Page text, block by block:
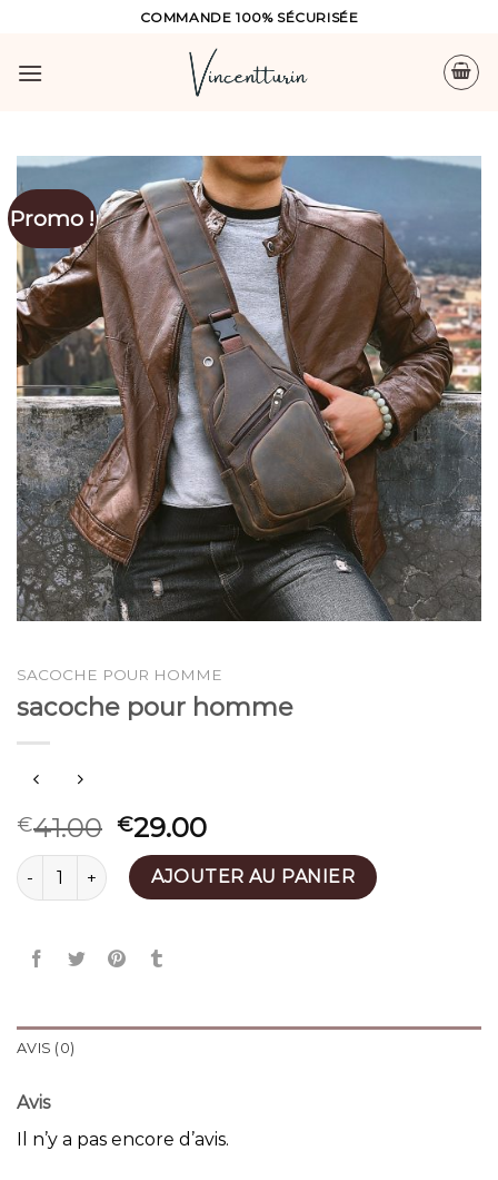
content
COMMANDE 100% SÉCURISÉE
Promo !
SACOCHE POUR HOMME
sacoche pour homme
€41.00 €29.00
quantité de sacoche pour homme
AJOUTER AU PANIER
AVIS (0)
Avis
Il n’y a pas encore d’avis.